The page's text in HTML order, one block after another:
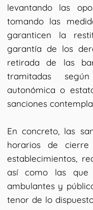
levantando las
tomando las
garanticen la
garantía de los
retirada de las
tramitadas
autonómica o
sanciones
En concreto, las
horarios de
establecimientos,
así como las que
ambulantes y
tenor de lo